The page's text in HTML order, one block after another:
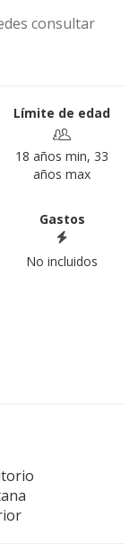
consultar
Límite de edad
18 años min, 33
años max
Gastos
No incluidos